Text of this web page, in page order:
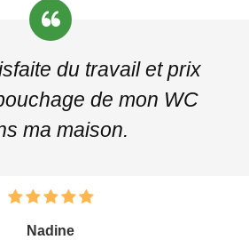
du travail et prix
de mon WC
ma maison.
Nadine